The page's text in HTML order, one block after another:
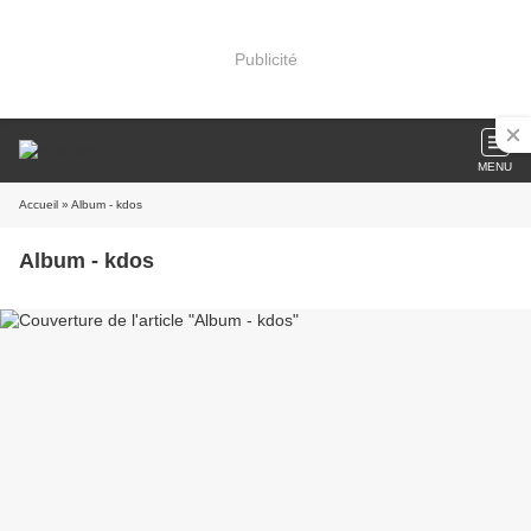
Publicité
MENU
Accueil » Album - kdos
Album - kdos